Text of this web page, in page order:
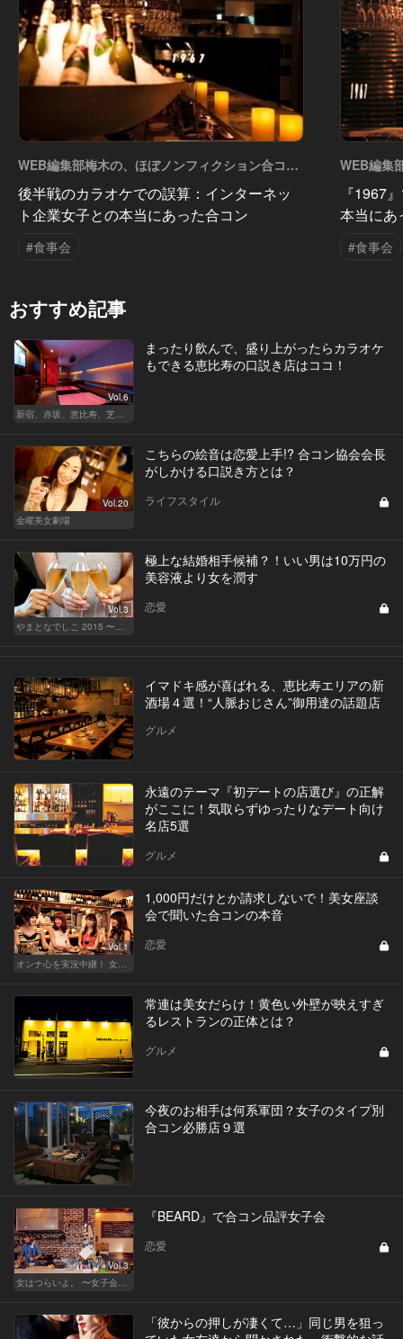
WEB編集部梅木の、ほぼノンフィクション合コン
実況中継 Vol.2
後半戦のカラオケでの誤算：インターネッ
ト企業女子との本当にあった合コン
#食事会
WEB編集
実況中継
『1967
本当にあ
#食事会
おすすめ記事
Vol.6
新宿、赤坂、恵比寿、芝公園、中目黒！都内最強のデートスポット5選
まったり飲んで、盛り上がったらカラオケ
もできる恵比寿の口説き店はココ！
Vol.20
金曜美女劇場
こちらの絵音は恋愛上手!? 合コン協会会長
がしかける口説き方とは？
ライフスタイル
Vol.3
やまとなでしこ 2015 〜極上の結婚〜
極上な結婚相手候補？！いい男は10万円の
美容液より女を潤す
恋愛
イマドキ感が喜ばれる、恵比寿エリアの新
酒場４選！“人脈おじさん”御用達の話題店
グルメ
永遠のテーマ『初デートの店選び』の正解
がここに！気取らずゆったりなデート向け
名店5選
グルメ
Vol.1
オンナ心を実況中継！ 女性が嬉しい合コンの法則 & 使える合コン酒場
1,000円だけとか請求しないで！美女座談
会で聞いた合コンの本音
恋愛
常連は美女だらけ！黄色い外壁が映えすぎ
るレストランの正体とは？
グルメ
今夜のお相手は何系軍団？女子のタイプ別
合コン必勝店９選
Vol.3
女はつらいよ。 〜女子会は、甘くて苦い〜
『BEARD』で合コン品評女子会
恋愛
「彼からの押しが凄くて…」同じ男を狙っ